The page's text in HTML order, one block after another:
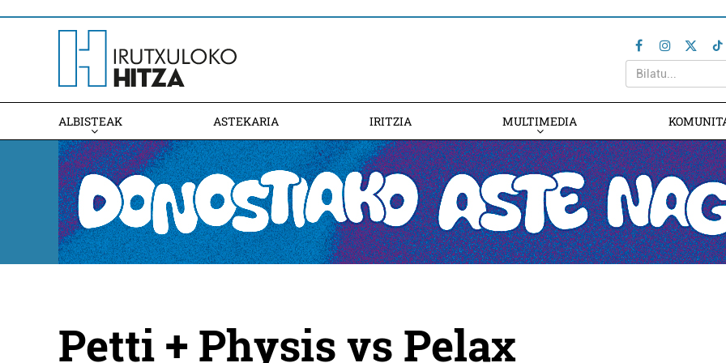
ALBISTEAK ASTEKARIA IRITZIA MULTIMEDIA
Petti + Physis vs Pelax